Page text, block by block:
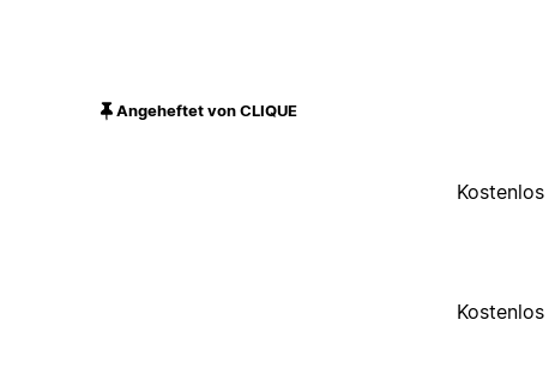
Angeheftet von CLIQUE
Kostenlos
Kostenlos